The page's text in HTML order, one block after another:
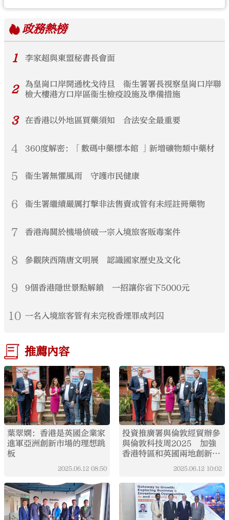
政務熱榜
1 李家超與東盟秘書長會面
2
為皇崗口岸開通枕戈待旦 衞生署署長視察皇崗口岸聯
檢大樓港方口岸區衞生檢疫設施及準備措施
3 在香港以外地區買藥須知 合法安全最重要
4 360度解密：「數碼中藥標本館 」新增礦物類中藥材
5 衞生署無懼風雨 守護市民健康
6 衞生署繼續嚴厲打擊非法售賣或管有未經註冊藥物
7 香港海關於機場偵破一宗入境旅客販毒案件
8 參觀陝西隋唐文明展 認識國家歷史及文化
9 9個香港隱世景點解鎖 一招讓你省下5000元
10 一名入境旅客管有未完稅香煙罪成判囚
推薦內容
葉翠嫻：香港是英國企業家
進軍亞洲創新市場的理想跳
板
2025.06.12 08:50
投資推廣署與倫敦經貿辦參
與倫敦科技周2025 加強
香港特區和英國兩地創新合
2025.06.12 10:02